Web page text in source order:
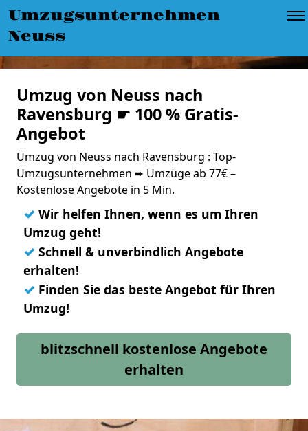
Umzugsunternehmen
Neuss
Umzug von Neuss nach
Ravensburg ☛ 100 % Gratis-
Angebot
Umzug von Neuss nach Ravensburg : Top-
Umzugsunternehmen ➨ Umzüge ab 77€ –
Kostenlose Angebote in 5 Min.
✓ Wir helfen Ihnen, wenn es um Ihren
Umzug geht!
✓ Schnell & unverbindlich Angebote
erhalten!
✓ Finden Sie das beste Angebot für Ihren
Umzug!
blitzschnell kostenlose Angebote
erhalten